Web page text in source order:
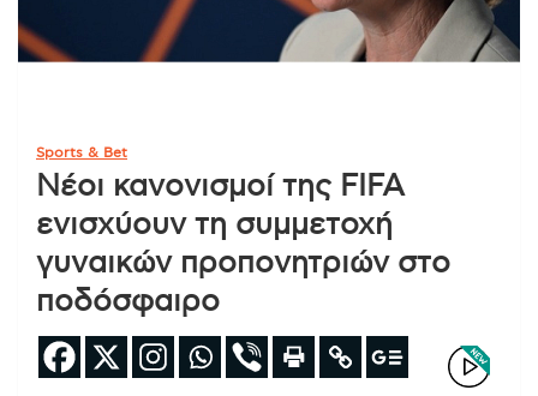
Sports & Bet
Νέοι κανονισμοί της FIFA
ενισχύουν τη συμμετοχή
γυναικών προπονητριών στο
ποδόσφαιρο